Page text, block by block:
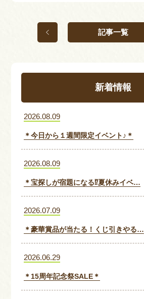
記事一覧
新着情報
2026.08.09
＊今日から１週間限定イベント♪＊
2026.08.09
＊宝探しが宿題になる⁉夏休みイベ…
2026.07.09
＊豪華賞品が当たる！くじ引きやる…
2026.06.29
＊15周年記念祭SALE＊